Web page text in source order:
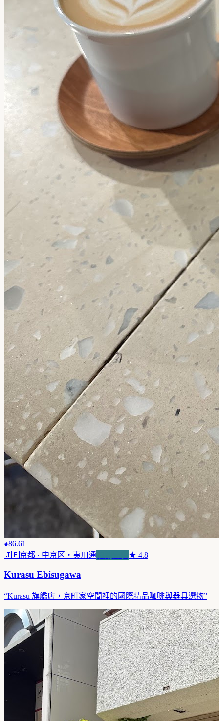
86.61
🇯🇵京都 · 中京区・夷川通 ★ 4.8
Kurasu Ebisugawa
“Kurasu 旗艦店，京町家空間裡的國際精品咖啡與器具選物”